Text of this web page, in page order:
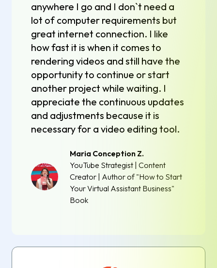
anywhere I go and I don`t need a
lot of computer requirements but
great internet connection. I like
how fast it is when it comes to
rendering videos and still have the
opportunity to continue or start
another project while waiting. I
appreciate the continuous updates
and adjustments because it is
necessary for a video editing tool.
Maria Conception Z.
YouTube Strategist | Content
Creator | Author of "How to Start
Your Virtual Assistant Business"
Book